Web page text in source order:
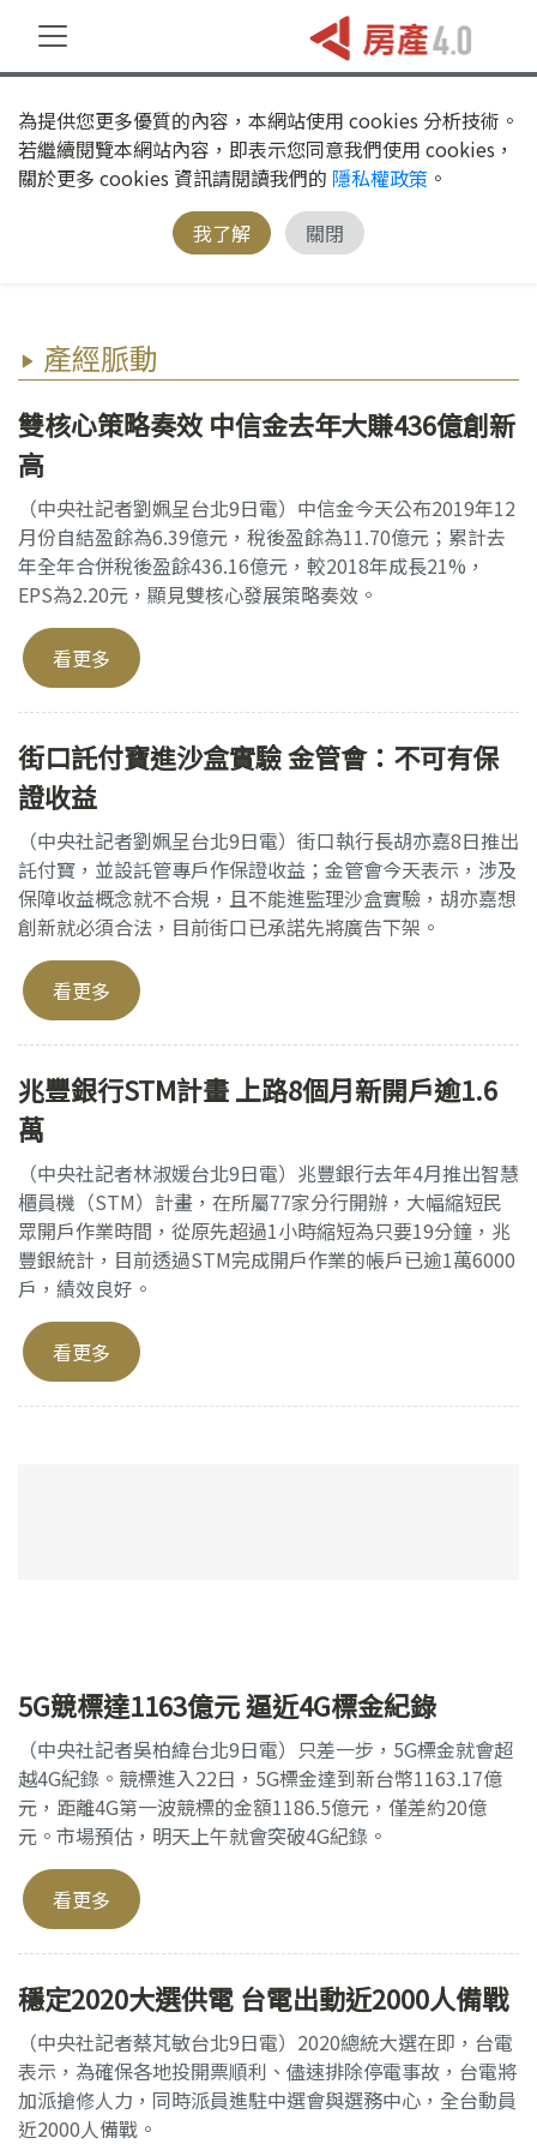
為提供您更多優質的內容，本網站使用 cookies 分析技術。
若繼續閱覽本網站內容，即表示您同意我們使用 cookies，
關於更多 cookies 資訊請閱讀我們的 隱私權政策 。
我了解
關閉
產經脈動
雙核心策略奏效 中信金去年大賺436億創新
高
（中央社記者劉姵呈台北9日電）中信金今天公布2019年12
月份自結盈餘為6.39億元，稅後盈餘為11.70億元；累計去
年全年合併稅後盈餘436.16億元，較2018年成長21%，
EPS為2.20元，顯見雙核心發展策略奏效。
看更多
街口託付寶進沙盒實驗 金管會：不可有保
證收益
（中央社記者劉姵呈台北9日電）街口執行長胡亦嘉8日推出
託付寶，並設託管專戶作保證收益；金管會今天表示，涉及
保障收益概念就不合規，且不能進監理沙盒實驗，胡亦嘉想
創新就必須合法，目前街口已承諾先將廣告下架。
看更多
兆豐銀行STM計畫 上路8個月新開戶逾1.6
萬
（中央社記者林淑媛台北9日電）兆豐銀行去年4月推出智慧
櫃員機（STM）計畫，在所屬77家分行開辦，大幅縮短民
眾開戶作業時間，從原先超過1小時縮短為只要19分鐘，兆
豐銀統計，目前透過STM完成開戶作業的帳戶已逾1萬6000
戶，績效良好。
看更多
5G競標達1163億元 逼近4G標金紀錄
（中央社記者吳柏緯台北9日電）只差一步，5G標金就會超
越4G紀錄。競標進入22日，5G標金達到新台幣1163.17億
元，距離4G第一波競標的金額1186.5億元，僅差約20億
元。市場預估，明天上午就會突破4G紀錄。
看更多
穩定2020大選供電 台電出動近2000人備戰
（中央社記者蔡芃敏台北9日電）2020總統大選在即，台電
表示，為確保各地投開票順利、儘速排除停電事故，台電將
加派搶修人力，同時派員進駐中選會與選務中心，全台動員
近2000人備戰。